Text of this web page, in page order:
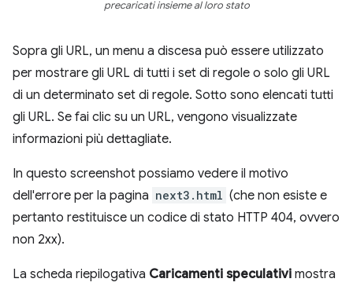
precaricati insieme al loro stato
Sopra gli URL, un menu a discesa può essere utilizzato
per mostrare gli URL di tutti i set di regole o solo gli URL
di un determinato set di regole. Sotto sono elencati tutti
gli URL. Se fai clic su un URL, vengono visualizzate
informazioni più dettagliate.
In questo screenshot possiamo vedere il motivo
dell'errore per la pagina next3.html (che non esiste e
pertanto restituisce un codice di stato HTTP 404, ovvero
non 2xx).
La scheda riepilogativa Caricamenti speculativi mostra